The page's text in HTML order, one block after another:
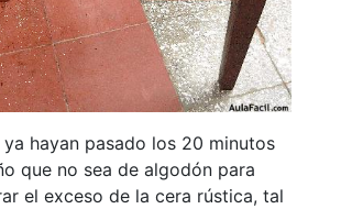
ya hayan pasado los 20 minutos
que no sea de algodón para
el exceso de la cera rústica, tal